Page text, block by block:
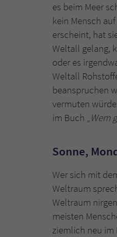
es beim Meer
kein Mensch
erscheint, hat
Weltall gelang,
oder es
Weltall
beanspruchen
vermuten
im Buch „Wem
Sonne,
Wer sich mit
Weltraum
Weltraum
meisten
ziemlich neu im